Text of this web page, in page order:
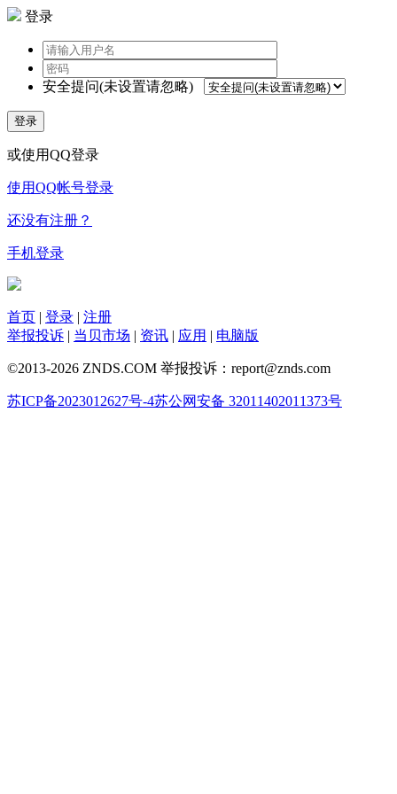
登录
安全提问(未设置请忽略)
登录
或使用QQ登录
使用QQ帐号登录
还没有注册？
手机登录
首页 | 登录 | 注册
举报投诉 | 当贝市场 | 资讯 | 应用 | 电脑版
©2013-2026 ZNDS.COM 举报投诉：report@znds.com
苏ICP备2023012627号-4苏公网安备 32011402011373号